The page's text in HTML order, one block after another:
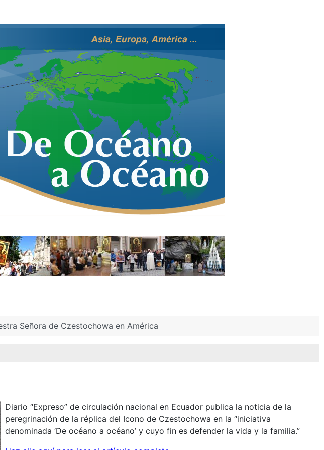
Señora de Czestochowa en América
Diario “Expreso” de circulación nacional en Ecuador publica la noticia de la
peregrinación de la réplica del Icono de Czestochowa en la “iniciativa
denominada ‘De océano a océano’ y cuyo fin es defender la vida y la familia.”